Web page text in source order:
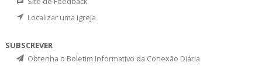
Localizar uma Igreja
SUBSCREVER
Obtenha o Boletim Informativo da Conexão Diária